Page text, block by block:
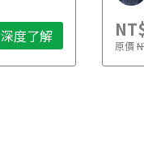
深度了解 原價